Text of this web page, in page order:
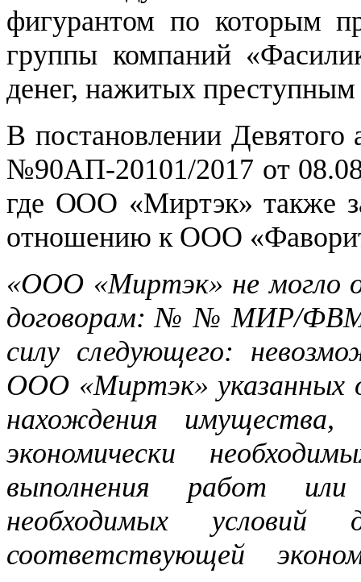
фигурантом по которым
группы компаний
денег, нажитых
В постановлении Девятого
№90АП-20101/2017 от
где ООО «Миртэк» также
отношению к ООО
«ООО «Миртэк» не могло
договорам: № № МИР/
силу следующего:
ООО «Миртэк» указанных
нахождения имущества,
экономически
выполнения работ
необходимых условий
соответствующей